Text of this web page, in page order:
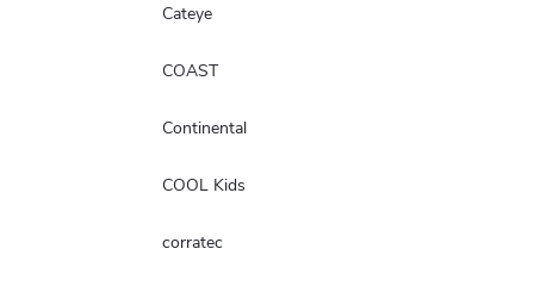
Cateye
COAST
Continental
COOL Kids
corratec